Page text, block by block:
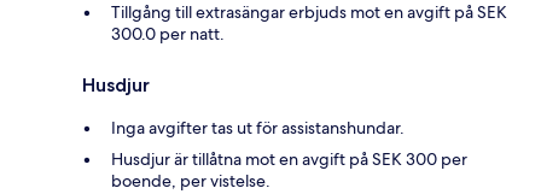
Tillgång till extrasängar erbjuds mot en avgift på SEK
300.0 per natt.
Husdjur
Inga avgifter tas ut för assistanshundar.
Husdjur är tillåtna mot en avgift på SEK 300 per
boende, per vistelse.